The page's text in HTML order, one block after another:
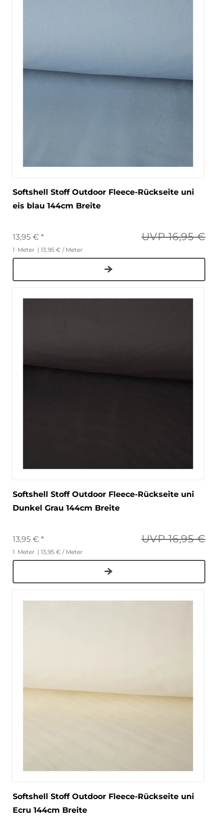
Softshell Stoff Outdoor Fleece-Rückseite uni
eis blau 144cm Breite
UVP 16,95 €
13,95 € *
1 Meter | 13,95 € / Meter
Softshell Stoff Outdoor Fleece-Rückseite uni
Dunkel Grau 144cm Breite
UVP 16,95 €
13,95 € *
1 Meter | 13,95 € / Meter
Softshell Stoff Outdoor Fleece-Rückseite uni
Ecru 144cm Breite